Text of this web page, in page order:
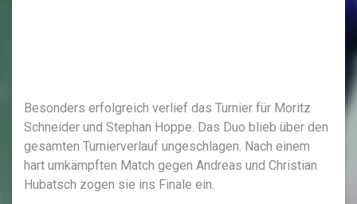
Besonders erfolgreich verlief das Turnier für Moritz
Schneider und Stephan Hoppe. Das Duo blieb über den
gesamten Turnierverlauf ungeschlagen. Nach einem
hart umkämpften Match gegen Andreas und Christian
Hubatsch zogen sie ins Finale ein.